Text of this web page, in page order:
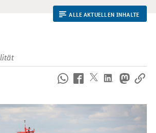
ALLE AKTUELLEN INHALTE